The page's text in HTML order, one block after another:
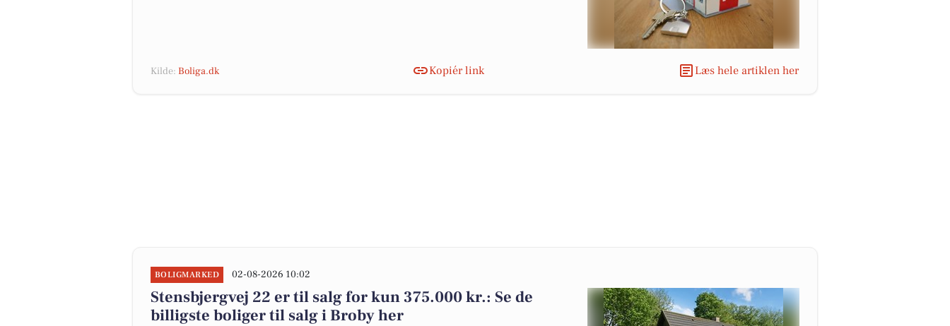
Kilde: Boliga.dk Kopiér link Læs hele artiklen her
BOLIGMARKED 02-08-2026 10:02
Stensbjergvej 22 er til salg for kun 375.000 kr.: Se de
billigste boliger til salg i Broby her